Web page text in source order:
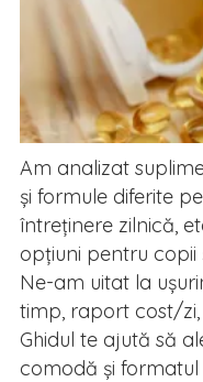
Am analizat
și formule diferite
întreținere zilnică,
opțiuni pentru copii
Ne-am uitat la
timp, raport cost/
Ghidul te ajută să
comodă și